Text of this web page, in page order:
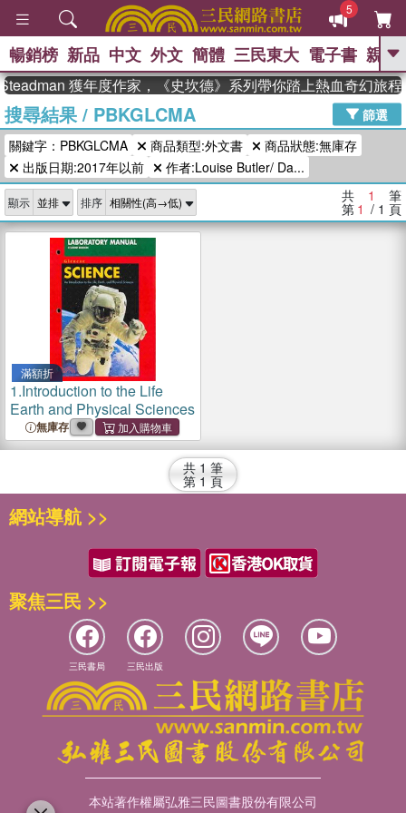
5
GO
熱搜： 高希均教授回憶錄
、 The Odyssey 、 父親節 、 如果歷
史是一群喵
、 暑期推薦 、 國際布克
獎 臺灣漫遊錄 、 方念華
登輝時代 、 數學女孩：黎曼猜想 、
偉大的迷走神經
暢銷榜 新品 中文 外文 簡體 三民東大 電子書 親子
獲年度作家，《史坎德》系列帶你踏上熱血奇幻旅程
搜尋結果/ PBKGLCMA
篩選
關鍵字：PBKGLCMA
商品類型:外文書
商品狀態:無庫存
出版日期:2017年以前
作者:Louise Butler/ Da...
顯示 排序 共 1 筆
第 1 / 1 頁
滿額折
1.Introduction to the Life
Earth and Physical Sciences
無庫存
共 1 筆
第 1 頁
網站導航 >>
聚焦三民 >>
三民書局 三民出版
本站著作權屬弘雅三民圖書股份有限公司